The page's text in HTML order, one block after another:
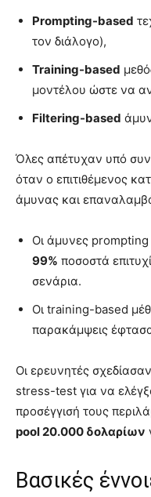
Prompting-based
τον διάλογο),
Training-based
μοντέλου ώστε να
Filtering-based
Όλες απέτυχαν υπό
όταν ο επιτιθέμενος
άμυνας και
Οι άμυνες
99% ποσοστά
σενάρια.
Οι training-based
παρακάμψεις
Οι ερευνητές
stress-test για να
προσέγγισή τους
pool 20.000 δολαρίων
Βασικές